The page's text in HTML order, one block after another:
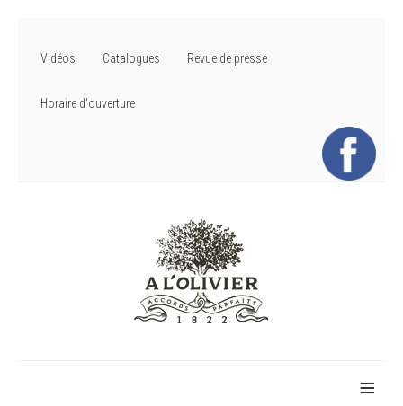
Vidéos Catalogues Revue de presse
Horaire d'ouverture
≡